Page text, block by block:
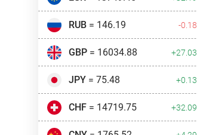
RUB= 146.19 -0.18
GBP= 16034.88 +27.03
JPY= 75.48 +0.13
CHF= 14719.75 +32.09